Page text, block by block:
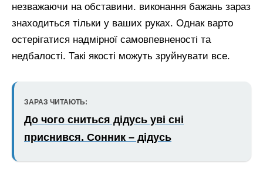
незважаючи на обставини. виконання бажань зараз
знаходиться тільки у ваших руках. Однак варто
остерігатися надмірної самовпевненості та
недбалості. Такі якості можуть зруйнувати все.
ЗАРАЗ ЧИТАЮТЬ:
До чого сниться дідусь уві сні
приснився. Сонник – дідусь